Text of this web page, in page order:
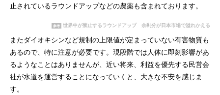
止されているラウンドアップなどの農薬も含まれております。
参考 世界中が禁止するラウンドアップ 余剰分が日本市場で溢れかえる
またダイオキシンなど規制の上限値が定まっていない有害物質も
あるので、特に注意が必要です。現段階では人体に即刻影響があ
るようなことはありませんが、近い将来、利益を優先する民営会
社が水道を運営することになっていくと、大きな不安を感じま
す。